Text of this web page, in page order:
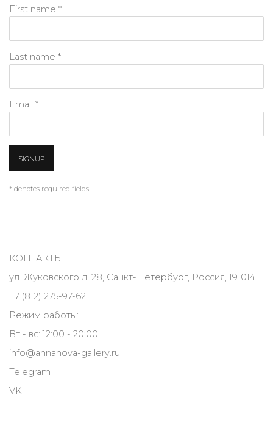
First name *
Last name *
Email *
SIGNUP
* denotes required fields
КОНТАКТЫ
ул. Жуковского д. 28, Санкт-Петербург, Россия, 191014
+7 (812) 275-97-62
Режим работы:
Вт - вс: 12:00 - 20:00
info@annanova-gallery.ru
Telegram
VK